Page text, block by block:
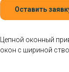
Оставить
Цепной оконный
окон с шириной